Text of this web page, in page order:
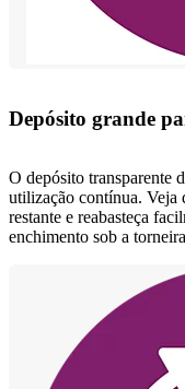
Depósito grande
O depósito transparente
utilização contínua. Veja
restante e reabasteça
enchimento sob a